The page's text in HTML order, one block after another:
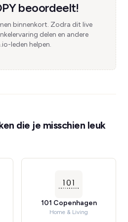
beoordeelt!
binnenkort. Zodra dit live
delen en andere
leden helpen.
die je misschien leuk
101 Copenhagen
Home & Living